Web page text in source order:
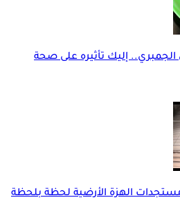
الجمبري.. إليك تأثيره على صحة
الهزة الأرضية لحظة بلحظة